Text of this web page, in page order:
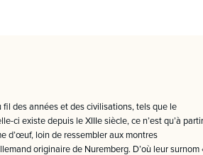
fil des années et des civilisations, tels que le
ci existe depuis le XIIIe siècle, ce n’est qu’à partir
d’œuf, loin de ressembler aux montres
originaire de Nuremberg. D’où leur surnom